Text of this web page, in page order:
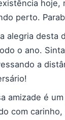
hoje,
perto.
alegria desta
o ano.
a
amizade é
com carinho,